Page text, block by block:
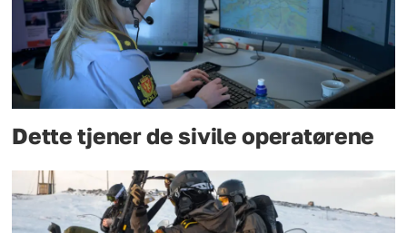
Dette tjener de sivile operatørene